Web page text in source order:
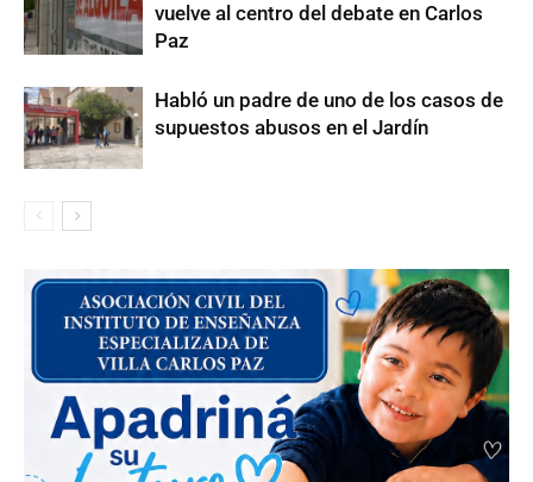
vuelve al centro del debate en Carlos
Paz
Habló un padre de uno de los casos de
supuestos abusos en el Jardín